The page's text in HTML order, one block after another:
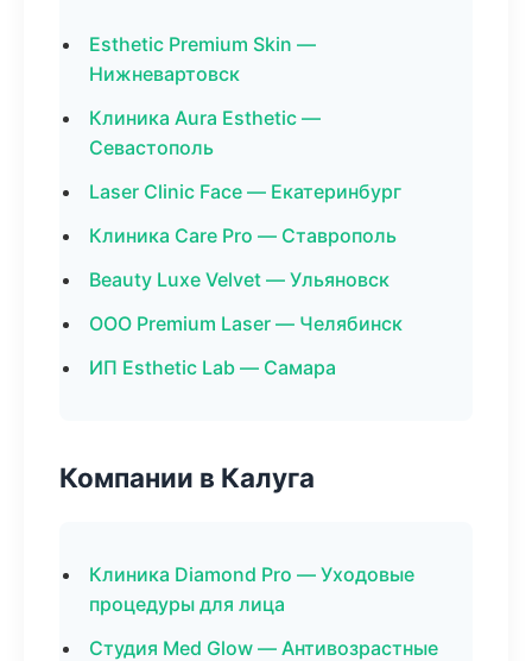
Esthetic Premium Skin —
Нижневартовск
Клиника Aura Esthetic —
Севастополь
Laser Clinic Face — Екатеринбург
Клиника Care Pro — Ставрополь
Beauty Luxe Velvet — Ульяновск
ООО Premium Laser — Челябинск
ИП Esthetic Lab — Самара
Компании в Калуга
Клиника Diamond Pro — Уходовые
процедуры для лица
Студия Med Glow — Антивозрастные